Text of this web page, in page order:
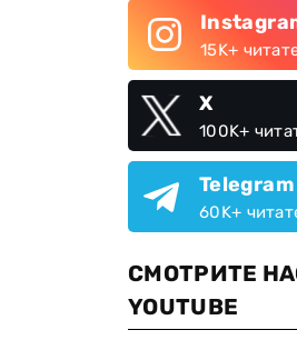
15K+
X
100K+
Telegram
60K+
СМОТРИТЕ
YOUTUBE